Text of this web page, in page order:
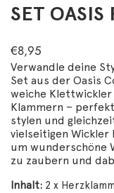
SET
€8,95
Verwandle deine
Set aus der Oasis
weiche
Klammern –
stylen und
vielseitigen
um wunderschöne
zu zaubern und
Inhalt: 2 x